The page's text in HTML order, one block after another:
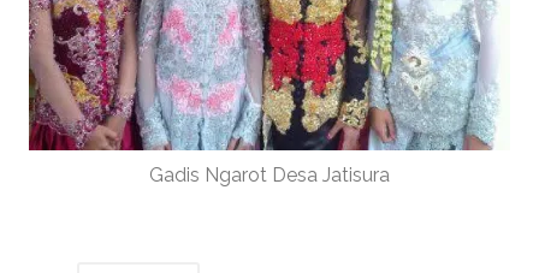
Gadis Ngarot Desa Jatisura